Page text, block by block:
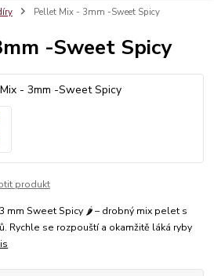
Pellet Mix - 3mm -Sweet Spicy
-Sweet Spicy
produkt
mm Sweet Spicy 🌶️ – drobný mix pelet s
Rychle se rozpouští a okamžitě láká ryby